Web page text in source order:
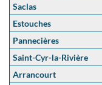
Saclas
Estouches
Pannecières
Saint-Cyr-la-Rivière
Arrancourt